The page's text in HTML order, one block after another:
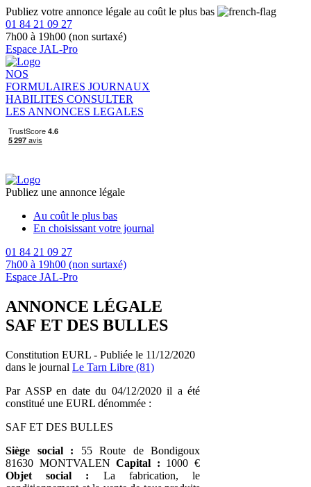
Publiez votre annonce légale au coût le plus bas
01 84 21 09 27
7h00 à 19h00 (non surtaxé)
Espace JAL-Pro
NOS
FORMULAIRES JOURNAUX
HABILITES CONSULTER
LES ANNONCES LEGALES
Publiez une annonce légale
Au coût le plus bas
En choisissant votre journal
01 84 21 09 27
7h00 à 19h00 (non surtaxé)
Espace JAL-Pro
ANNONCE LÉGALE
SAF ET DES BULLES
Constitution EURL - Publiée le 11/12/2020
dans le journal Le Tarn Libre (81)
Par ASSP en date du 04/12/2020 il a été
constitué une EURL dénommée :
SAF ET DES BULLES
Siège social : 55 Route de Bondigoux
81630 MONTVALENCapital : 1000 €
Objet social : La fabrication, le